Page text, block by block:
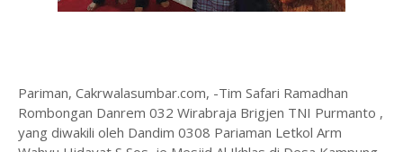
Pariman, Cakrwalasumbar.com, -Tim Safari Ramadhan
Rombongan Danrem 032 Wirabraja Brigjen TNI Purmanto ,
yang diwakili oleh Dandim 0308 Pariaman Letkol Arm